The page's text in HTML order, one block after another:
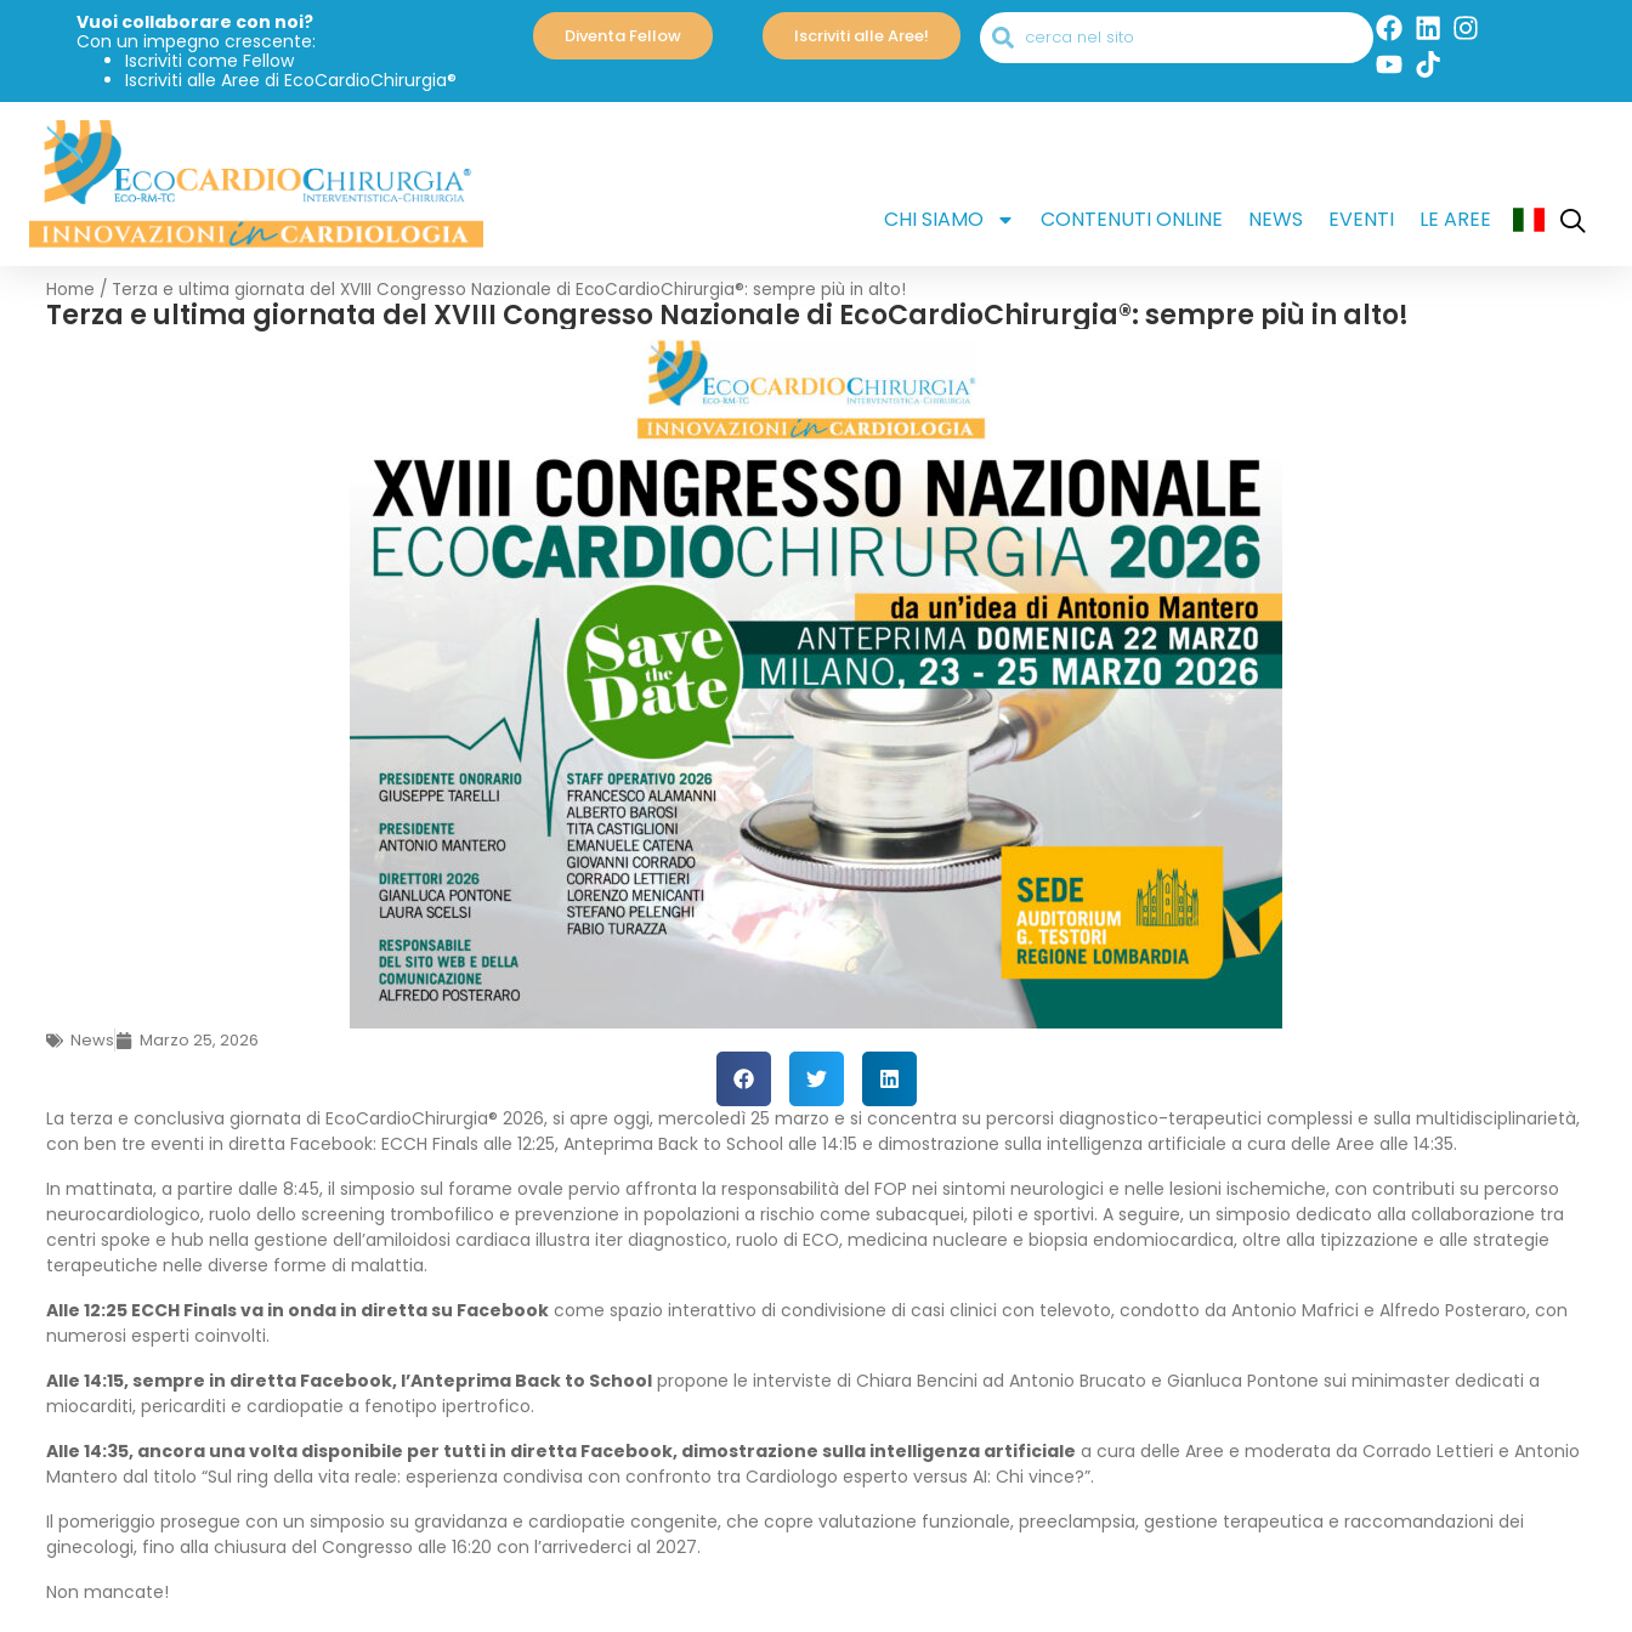
Vuoi collaborare con noi?
Con un impegno crescente:
Iscriviti come Fellow
Iscriviti alle Aree di EcoCardioChirurgia®
Diventa Fellow Iscriviti alle Aree!
CHI SIAMO CONTENUTI ONLINE NEWS EVENTI LE AREE
Home / Terza e ultima giornata del XVIII Congresso Nazionale di EcoCardioChirurgia®: sempre più in alto!
Terza e ultima giornata del XVIII Congresso Nazionale di EcoCardioChirurgia®: sempre più in alto!
News Marzo 25, 2026
La terza e conclusiva giornata di EcoCardioChirurgia® 2026, si apre oggi, mercoledì 25 marzo e si concentra su percorsi diagnostico-terapeutici complessi e sulla multidisciplinarietà,
con ben tre eventi in diretta Facebook: ECCH Finals alle 12:25, Anteprima Back to School alle 14:15 e dimostrazione sulla intelligenza artificiale a cura delle Aree alle 14:35.
In mattinata, a partire dalle 8:45, il simposio sul forame ovale pervio affronta la responsabilità del FOP nei sintomi neurologici e nelle lesioni ischemiche, con contributi su percorso
neurocardiologico, ruolo dello screening trombofilico e prevenzione in popolazioni a rischio come subacquei, piloti e sportivi. A seguire, un simposio dedicato alla collaborazione tra
centri spoke e hub nella gestione dell’amiloidosi cardiaca illustra iter diagnostico, ruolo di ECO, medicina nucleare e biopsia endomiocardica, oltre alla tipizzazione e alle strategie
terapeutiche nelle diverse forme di malattia.
Alle 12:25 ECCH Finals va in onda in diretta su Facebookcome spazio interattivo di condivisione di casi clinici con televoto, condotto da Antonio Mafrici e Alfredo Posteraro, con
numerosi esperti coinvolti.
Alle 14:15, sempre in diretta Facebook, l’Anteprima Back to Schoolpropone le interviste di Chiara Bencini ad Antonio Brucato e Gianluca Pontone sui minimaster dedicati a
miocarditi, pericarditi e cardiopatie a fenotipo ipertrofico.
Alle 14:35, ancora una volta disponibile per tutti in diretta Facebook, dimostrazione sulla intelligenza artificiale a cura delle Aree e moderata da Corrado Lettieri e Antonio
Mantero dal titolo “Sul ring della vita reale: esperienza condivisa con confronto tra Cardiologo esperto versus AI: Chi vince?”.
Il pomeriggio prosegue con un simposio su gravidanza e cardiopatie congenite, che copre valutazione funzionale, preeclampsia, gestione terapeutica e raccomandazioni dei
ginecologi, fino alla chiusura del Congresso alle 16:20 con l’arrivederci al 2027.
Non mancate!